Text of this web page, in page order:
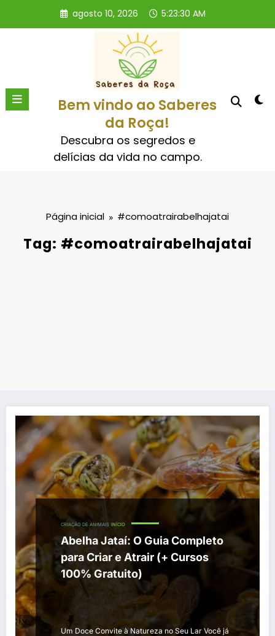
o
agosto 10, 2026 5:23:30 AM
Bem vindo ao Saberes
da Roça!
Descubra os segredos e
delícias da vida no campo.
Página inicial #comoatrairabelhajatai
Tag: #comoatrairabelhajatai
CRIAÇÃO DE ANIMAIS INÍCIO
Abelha Jataí: O Guia Completo
para Criar e Atrair (+ Cursos
100% Gratuito)
Um Doce Convite à Natureza no Seu Lar Você já